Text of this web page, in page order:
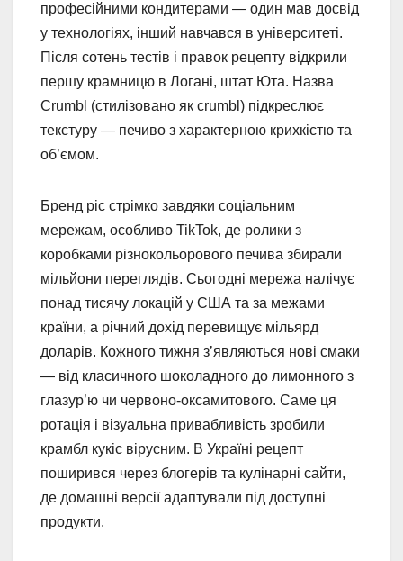
професійними кондитерами — один мав досвід
у технологіях, інший навчався в університеті.
Після сотень тестів і правок рецепту відкрили
першу крамницю в Логані, штат Юта. Назва
Crumbl (стилізовано як crumbl) підкреслює
текстуру — печиво з характерною крихкістю та
об’ємом.
Бренд ріс стрімко завдяки соціальним
мережам, особливо TikTok, де ролики з
коробками різнокольорового печива збирали
мільйони переглядів. Сьогодні мережа налічує
понад тисячу локацій у США та за межами
країни, а річний дохід перевищує мільярд
доларів. Кожного тижня з’являються нові смаки
— від класичного шоколадного до лимонного з
глазур’ю чи червоно-оксамитового. Саме ця
ротація і візуальна привабливість зробили
крамбл кукіс вірусним. В Україні рецепт
поширився через блогерів та кулінарні сайти,
де домашні версії адаптували під доступні
продукти.